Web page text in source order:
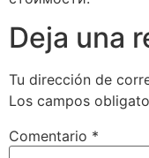
Deja una
Tu dirección de
Los campos
Comentario *